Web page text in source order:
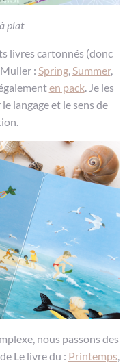
plat
livres cartonnés (donc
: Spring,Summer,
en pack. Je les
langage et le sens de
nous passons des
Le livre du : Printemps